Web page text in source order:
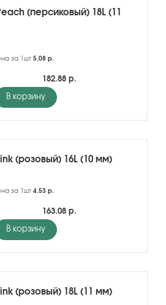
(персиковый) 18L (11
за 1шт 5.08 р.
182.88 р.
В корзину
(розовый) 16L (10 мм)
за 1шт 4.53 р.
163.08 р.
В корзину
(розовый) 18L (11 мм)